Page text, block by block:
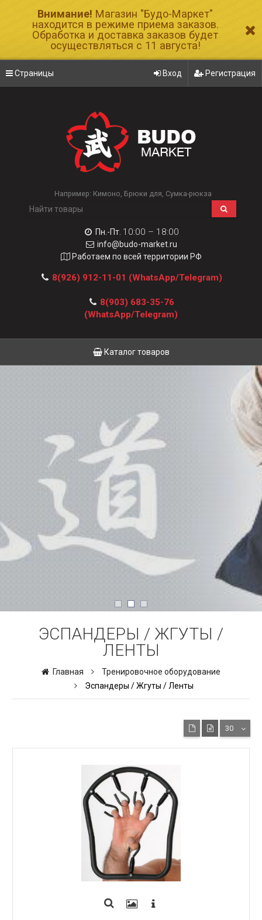
Внимание! Магазин "Будо-Маркет"
находится в режиме приема заказов.
Обработка и доставка заказов будет
осуществляться с 11 августа!
Страницы Вход Регистрация
Например: Кимоно Брюки для Сумка-рюкза
Пн.-Пт. 10:00 – 18:00
info@budo-market.ru
Работаем по всей территории РФ
8(926) 912-11-01 (WhatsApp/Telegram)
8(903) 683-35-76
(WhatsApp/Telegram)
Каталог товаров
ЭСПАНДЕРЫ / ЖГУТЫ /
ЛЕНТЫ
Главная
Тренировочное оборудование
Эспандеры / Жгуты / Ленты
30